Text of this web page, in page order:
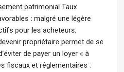
patrimonial Taux
: malgré une légère
pour les acheteurs.
propriétaire permet de se
de payer un loyer « à
fiscaux et réglementaires :